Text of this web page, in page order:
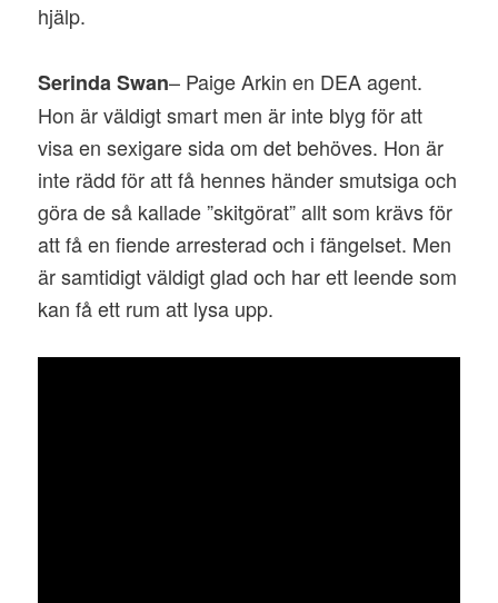
hjälp.
Serinda Swan– Paige Arkin en DEA agent.
Hon är väldigt smart men är inte blyg för att
visa en sexigare sida om det behöves. Hon är
inte rädd för att få hennes händer smutsiga och
göra de så kallade ”skitgörat” allt som krävs för
att få en fiende arresterad och i fängelset. Men
är samtidigt väldigt glad och har ett leende som
kan få ett rum att lysa upp.